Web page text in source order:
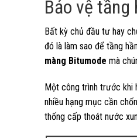
Bảo vệ
Bất kỳ chủ đầu tư hay
đó là làm sao để tầng
màng Bitumode mà
Một công trình trước khi
nhiều hạng mục cần
thống cấp thoát nước